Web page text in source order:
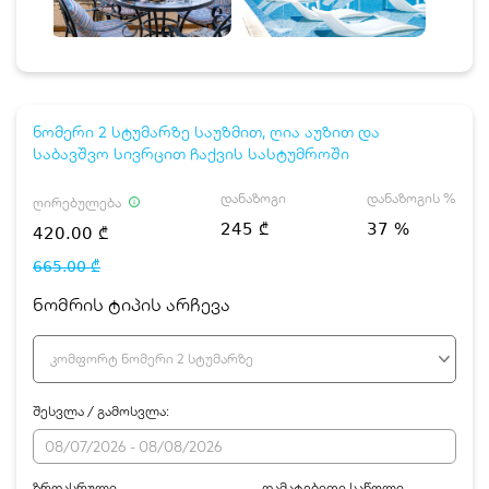
ნომერი 2 სტუმარზე საუზმით, ღია აუზით და
საბავშვო სივრცით ჩაქვის სასტუმროში
ღირებულება
420.00 ₾
665.00 ₾
დანაზოგი
245 ₾
დანაზოგის %
37 %
ნომრის ტიპის არჩევა
კომფორტ ნომერი 2 სტუმარზე
შესვლა / გამოსვლა: